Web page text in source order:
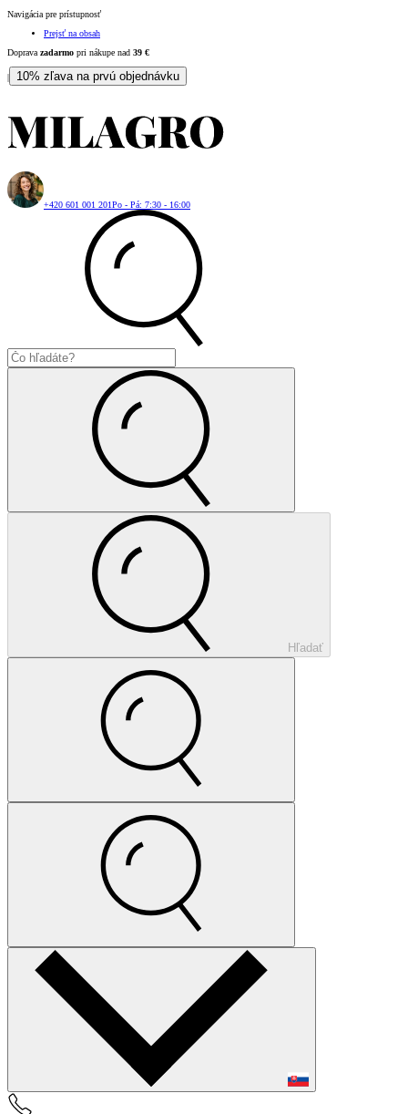
Navigácia pre prístupnosť
Prejsť na obsah
Doprava zadarmo pri nákupe nad 39 €
| 10% zľava na prvú objednávku
+420 601 001 201Po - Pá: 7:30 - 16:00
Hľadať